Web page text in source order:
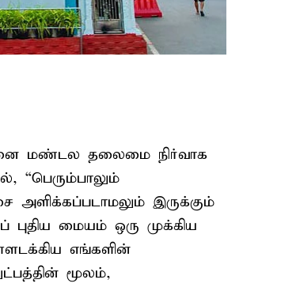
மண்டல தலைமை நிர்வாக
“பெரும்பாலும்
அளிக்கப்படாமலும் இருக்கும்
புதிய மையம் ஒரு முக்கிய
எங்களின்
மூலம்,